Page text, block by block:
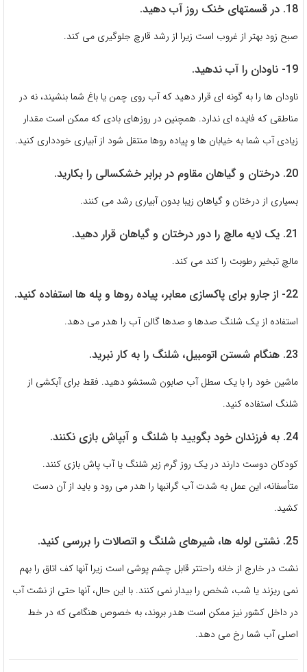
18. در قسمتهای خنک روز آب دهید.
صبح زود بهتر از غروب است زیرا از رشد قارچ جلوگیری می کند.
19- ناودان را آب ندهید.
ناودان ها را به گونه ای قرار دهید که آب روی چمن یا باغ شما بنشیند، نه در
مناطقی که فایده ای ندارد. همچنین در روزهای بادی که ممکن است مقدار
زیادی آب شما به خیابان ها و پیاده روها منتقل شود از آبیاری خودداری کنید.
20. درختان و گیاهان مقاوم در برابر خشکسالی را بکارید.
بسیاری از درختان و گیاهان زیبا بدون آبیاری رشد می کنند.
21. یک لایه مالچ را دور درختان و گیاهان قرار دهید.
مالچ تبخیر رطوبت را کند می کند.
22- از جارو برای پاکسازی معابر، پیاده روها و پله ها استفاده کنید.
استفاده از یک شلنگ صدها و صدها گالن آب را هدر می دهد.
23. هنگام شستن اتومبیل، شلنگ را به کار نبرید.
ماشین خود را با یک سطل آب صابون شستشو دهید. فقط برای آبکشی از
شلنگ استفاده کنید.
24. به فرزندان خود بگویید با شلنگ و آبپاش بازی نکنند.
کودکان دوست دارند در یک روز گرم زیر شلنگ یا آب پاش بازی کنند.
متأسفانه، این عمل به شدت آب گرانبها را هدر می رود و باید از آن دست
کشید.
25. نشتی لوله ها، شیرهای شلنگ و اتصالات را بررسی کنید.
نشت در خارج از خانه راحتتر قابل چشم پوشی است زیرا آنها کف اتاق را بهم
نمی ریزند یا شب، شخص را بیدار نمی کنند. با این حال، آنها حتی از نشت آب
در داخل کشور نیز ممکن است هدر بروند، به خصوص هنگامی که در خط
اصلی آب شما رخ می دهد.